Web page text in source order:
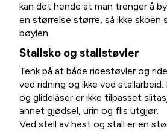
kan det hende at man trenger å
en størrelse større, så ikke skoen
bøylen.
Stallsko og stallstøvler
Tenk på at både ridestøvler og
ved ridning og ikke ved stallarbeid.
og glidelåser er ikke tilpasset
annet gjødsel, urin og flis utgjør.
Ved stell av hest og stall er en